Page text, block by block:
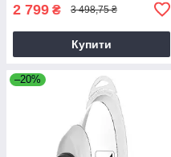
2 799 ₴ 3 498,75 ₴
Купити
–20%